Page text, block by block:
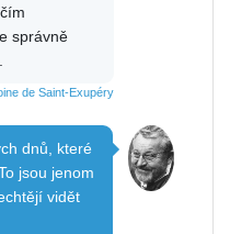
správně
de Saint-Exupéry
dnů, které
jsou jenom
vidět